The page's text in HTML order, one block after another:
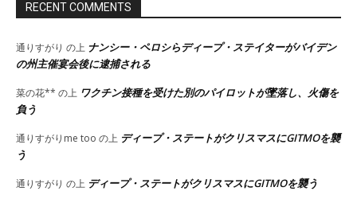
RECENT COMMENTS
通りすがり の上 ナンシー・ペロシらディープ・ステイターがバイデン
の州主催宴会後に逮捕される
菜の花** の上 ワクチン接種を受けた別のパイロットが墜落し、火傷を
負う
通りすがりme too の上 ディープ・ステートがクリスマスにGITMOを襲
う
通りすがり の上 ディープ・ステートがクリスマスにGITMOを襲う